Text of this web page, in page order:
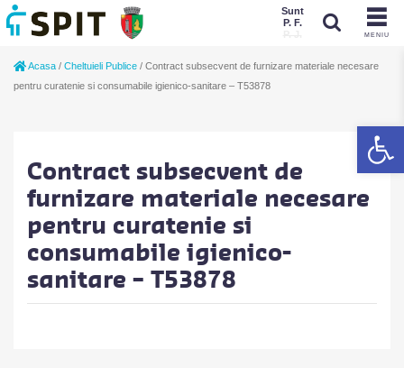
MENIU
Sunt
P. F.
P. J.
Acasa / Cheltuieli Publice / Contract subsecvent de furnizare materiale necesare
pentru curatenie si consumabile igienico-sanitare – T53878
Contract subsecvent de
furnizare materiale necesare
pentru curatenie si
consumabile igienico-
sanitare – T53878